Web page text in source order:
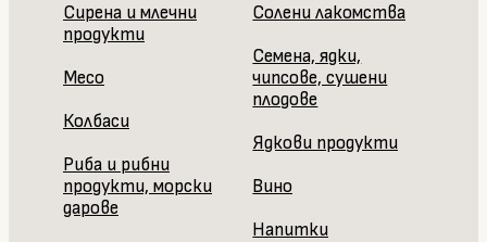
Сирена и млечни
продукти
Месо
Колбаси
Риба и рибни
продукти, морски
дарове
Солени лакомства
Семена, ядки,
чипсове, сушени
плодове
Ядкови продукти
Вино
Напитки